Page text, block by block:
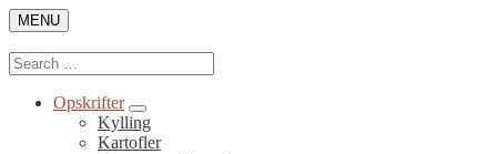
Skip
to
content
MENU
Search
Search
for:
Opskrifter
Submenu
Toggle
Kylling
Kartofler